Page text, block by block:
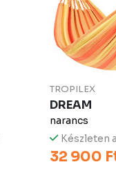
TROPILEX
DREAM
narancs
Készleten
32 900